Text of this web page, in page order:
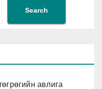
Search
авлига